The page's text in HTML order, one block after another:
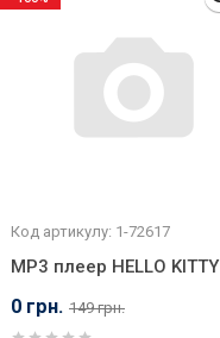
Код артикулу: 1-72617
MP3 плеер HELLO KITTY
(72617)
0 грн. 149 грн.